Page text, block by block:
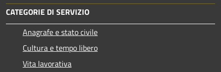
CATEGORIE DI SERVIZIO
Anagrafe e stato civile
Cultura e tempo libero
Vita lavorativa